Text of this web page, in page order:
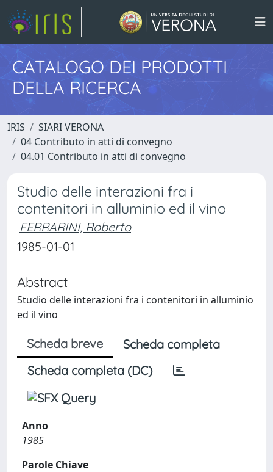
CATALOGO DEI PRODOTTI
DELLA RICERCA
IRIS
SIARI VERONA
04 Contributo in atti di convegno
04.01 Contributo in atti di convegno
Studio delle interazioni fra i
contenitori in alluminio ed il vino
FERRARINI, Roberto
1985-01-01
Abstract
Studio delle interazioni fra i contenitori in alluminio
ed il vino
Scheda breve
Scheda completa
Scheda completa (DC)
Anno
1985
Parole Chiave